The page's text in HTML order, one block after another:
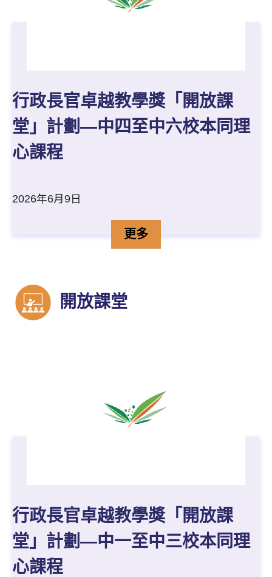
行政長官卓越教學獎「開放課
堂」計劃—中四至中六校本同理
心課程
2026年6月9日
行政長官卓越教學獎「開
更多詳情
開放課堂
行政長官卓越教學獎「開放課
堂」計劃—中一至中三校本同理
心課程